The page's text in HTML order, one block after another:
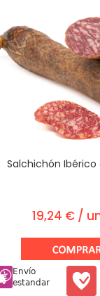
Salchichón Ibérico
19,24 € /
Envío
estandar